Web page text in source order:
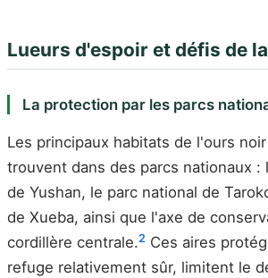
Lueurs d'espoir et défis de
La protection par les parcs
Les principaux habitats de l'ours
trouvent dans des parcs nationaux :
de Yushan, le parc national de
de Xueba, ainsi que l'axe de
cordillère centrale.2 Ces aires
refuge relativement sûr, limitent le